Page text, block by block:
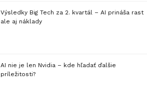
Výsledky Big Tech za 2. kvartál – AI prináša rast
ale aj náklady
AI nie je len Nvidia – kde hľadať ďalšie
príležitosti?